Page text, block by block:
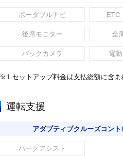
ポータブルナビ ETC
後席モニター 全
バックカメラ 電
※1 セットアップ料金は支払総額に含ま
運転支援
アダプティブクルーズコント
パークアシスト